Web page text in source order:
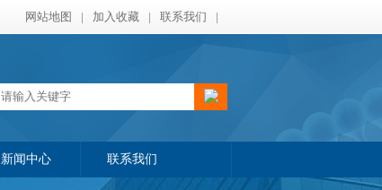
网站地图 | 加入收藏 | 联系我们 |
新闻中心 联系我们